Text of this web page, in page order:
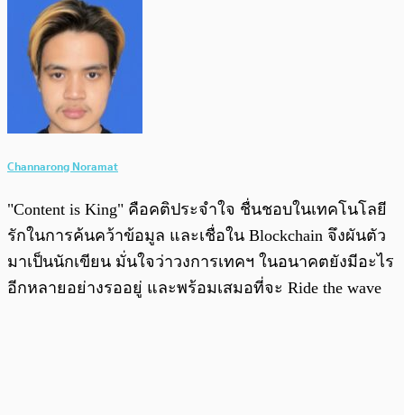
Channarong Noramat
"Content is King" คือคติประจำใจ ชื่นชอบในเทคโนโลยี
รักในการค้นคว้าข้อมูล และเชื่อใน Blockchain จึงผันตัว
มาเป็นนักเขียน มั่นใจว่าวงการเทคฯ ในอนาคตยังมีอะไร
อีกหลายอย่างรออยู่ และพร้อมเสมอที่จะ Ride the wave